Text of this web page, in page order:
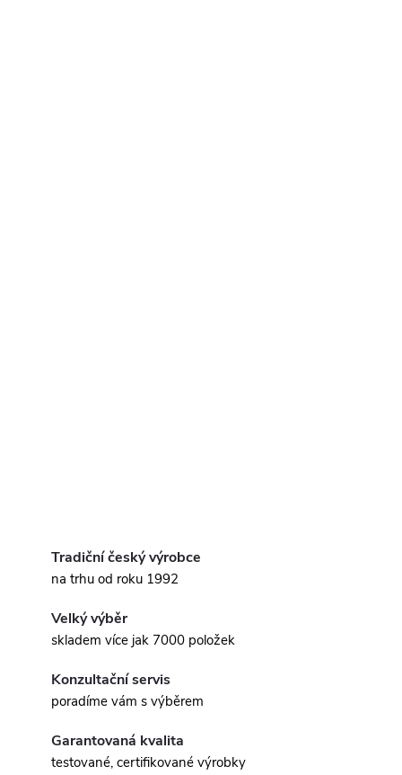
Tradiční český výrobce
na trhu od roku 1992
Velký výběr
skladem více jak 7000 položek
Konzultační servis
poradíme vám s výběrem
Garantovaná kvalita
testované, certifikované výrobky